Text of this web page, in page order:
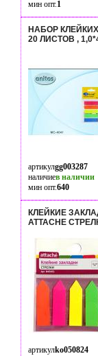
мин опт.1
НАБОР
20 ЛИСТОВ ,
артикулgg003287
наличиев наличии
мин опт.640
КЛЕЙКИЕ
ATTACHE
артикулko050824